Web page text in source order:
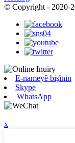
© Copyright - 2020-
E-nameyê bişînin
Skype
WhatsApp
x